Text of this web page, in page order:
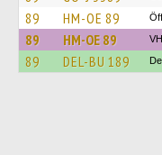
89 HM-OE 89
89 HM-OE 89
89 DEL-BU 189